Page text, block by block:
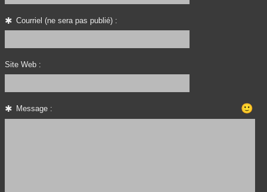
Courriel (ne sera pas publié) :
Site Web :
Message : 🙂